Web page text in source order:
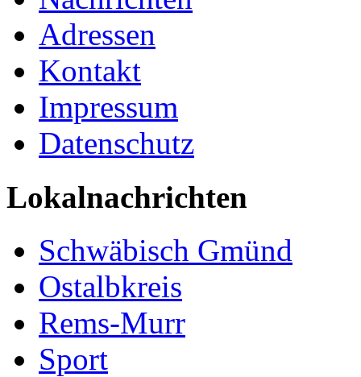
Adressen
Kontakt
Impressum
Datenschutz
Lokalnachrichten
Schwäbisch Gmünd
Ostalbkreis
Rems-Murr
Sport